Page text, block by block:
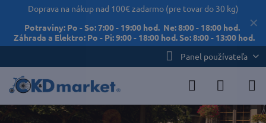
✕
Doprava na nákup nad 100€ zadarmo (pre tovar do 30 kg)
Potraviny: Po - So: 7:00 - 19:00 hod. Ne: 8:00 - 18:00 hod.
Záhrada a Elektro: Po - Pi: 9:00 - 18:00 hod. So: 8:00 - 13:00 hod.
Panel používateľa